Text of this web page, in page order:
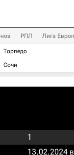
РПЛ Лига
Торпедо
Сочи
1
13.02.2024